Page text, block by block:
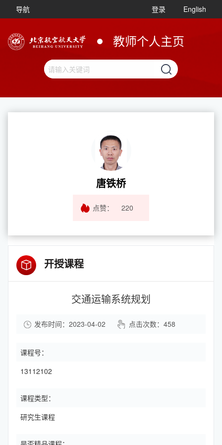
导航 登录 English
教师个人主页
唐铁桥
点赞： 220
开授课程
交通运输系统规划
发布时间：2023-04-02 点击次数： 458
课程号：
13112102
课程类型：
研究生课程